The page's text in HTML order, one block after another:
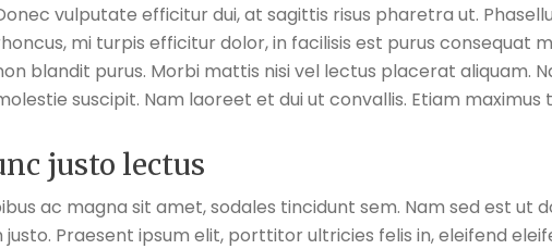
vulputate efficitur dui, at sagittis risus pharetra ut.
mi turpis efficitur dolor, in facilisis est purus consequat
blandit purus. Morbi mattis nisi vel lectus placerat aliquam.
suscipit. Nam laoreet et dui ut convallis. Etiam maximus
justo lectus
ac magna sit amet, sodales tincidunt sem. Nam sed est ut
justo. Praesent ipsum elit, porttitor ultricies felis in, eleifend